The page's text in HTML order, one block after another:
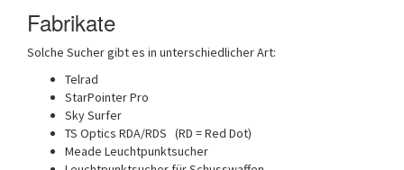
Fabrikate
Solche Sucher gibt es in unterschiedlicher Art:
Telrad
StarPointer Pro
Sky Surfer
TS Optics RDA/RDS (RD = Red Dot)
Meade Leuchtpunktsucher